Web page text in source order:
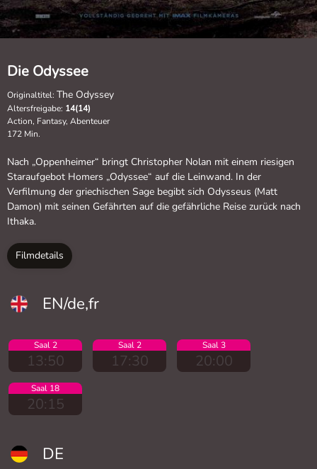
Die Odyssee
Originaltitel: The Odyssey
Altersfreigabe: 14(14)
Action, Fantasy, Abenteuer
172 Min.
Nach „Oppenheimer“ bringt Christopher Nolan mit einem riesigen
Staraufgebot Homers „Odyssee“ auf die Leinwand. In der
Verfilmung der griechischen Sage begibt sich Odysseus (Matt
Damon) mit seinen Gefährten auf die gefährliche Reise zurück nach
Ithaka.
Filmdetails
EN/de,fr
Saal 2
13:50
Saal 2
17:30
Saal 3
20:00
Saal 18
20:15
DE